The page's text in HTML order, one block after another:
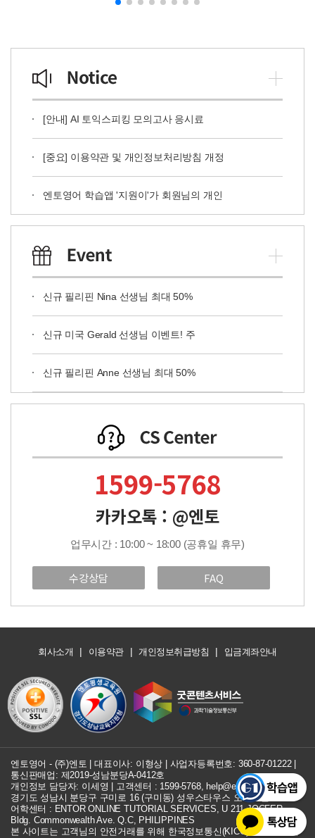
[안내] AI 토익스피킹 모의고사 응시료
[중요] 이용약관 및 개인정보처리방침 개정
엔토영어 학습앱 '지원이'가 회원님의 개인
신규 필리핀 Nina 선생님 최대 50%
신규 미국 Gerald 선생님 이벤트! 주
신규 필리핀 Anne 선생님 최대 50%
1599-5768
카카오톡 : @엔토
업무시간 : 10:00 ~ 18:00 (공휴일 휴무)
수강상담 FAQ
회사소개 | 이용약관 | 개인정보취급방침 | 입금계좌안내
엔토영어 - (주)엔토 | 대표이사: 이형상 | 사업자등록번호: 360-87-01222|
통신판매업: 제2019-성남분당A-0412호
개인정보 담당자: 이세영 | 고객센터 : 1599-5768, help@entor.co.kr
경기도 성남시 분당구 구미로 16 (구미동) 성우스타우스 오피스텔 734호
어학센터 : ENTOR ONLINE TUTORIAL SERVICES, U 211 JOCFER
Bldg. Commonwealth Ave. Q.C, PHILIPPINES
본 사이트는 고객님의 안전거래를 위해 한국정보통신(KICC) 구매안전 서